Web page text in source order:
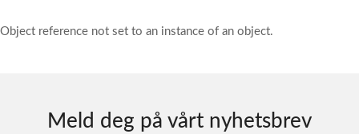
Object reference not set to an instance of an object.
Meld deg på vårt nyhetsbrev